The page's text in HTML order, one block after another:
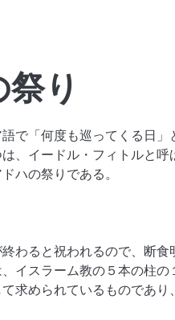
り
で「何度も巡ってくる日
、イードル・フィトルと
ハの祭りである。
わると祝われるので、断食
イスラーム教の５本の柱の
求められているものであ